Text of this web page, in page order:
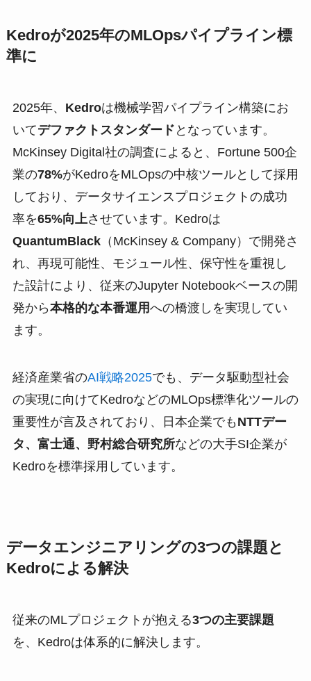
Kedroが2025年のMLOpsパイプライン標
準に
2025年、 Kedroは機械学習パイプライン構築にお
いてデファクトスタンダード となっています。
McKinsey Digital社の調査によると、Fortune 500企
業の78%がKedroをMLOpsの中核ツールとして採用
しており、データサイエンスプロジェクトの成功
率を65%向上させています。Kedroは
QuantumBlack（McKinsey & Company）で開発さ
れ、再現可能性、モジュール性、保守性を重視し
た設計により、従来のJupyter Notebookベースの開
発から本格的な本番運用への橋渡しを実現してい
ます。
経済産業省のAI戦略2025でも、データ駆動型社会
の実現に向けてKedroなどのMLOps標準化ツールの
重要性が言及されており、日本企業でも NTTデー
タ、富士通、野村総合研究所などの大手SI企業が
Kedroを標準採用しています。
データエンジニアリングの3つの課題と
Kedroによる解決
従来のMLプロジェクトが抱える3つの主要課題
を、Kedroは体系的に解決します。